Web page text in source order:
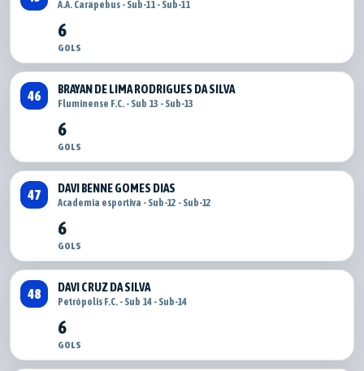
A.A. Carapebus - Sub-11 - Sub-11
6
GOLS
46 BRAYAN DE LIMA RODRIGUES DA SILVA
Fluminense F.C. - Sub 13 - Sub-13
6
GOLS
47 DAVI BENNE GOMES DIAS
Academia esportiva - Sub-12 - Sub-12
6
GOLS
48 DAVI CRUZ DA SILVA
Petrópolis F.C. - Sub 14 - Sub-14
6
GOLS